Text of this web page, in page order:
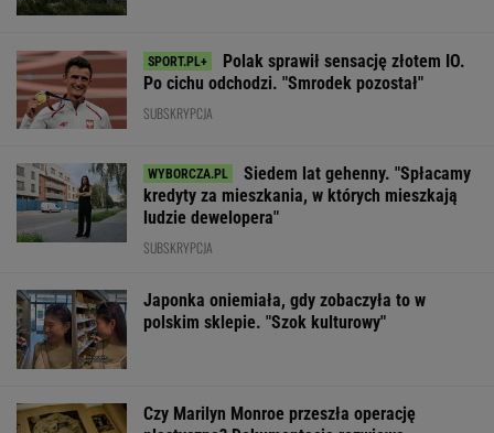
Polak sprawił sensację złotem IO.
Po cichu odchodzi. "Smrodek pozostał"
SUBSKRYPCJA
Siedem lat gehenny. "Spłacamy
kredyty za mieszkania, w których mieszkają
ludzie dewelopera"
SUBSKRYPCJA
Japonka oniemiała, gdy zobaczyła to w
polskim sklepie. "Szok kulturowy"
Czy Marilyn Monroe przeszła operację